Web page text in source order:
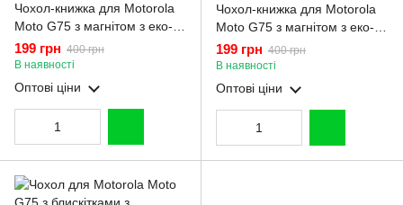
Чохол-книжка для Motorola
Moto G75 з магнітом з еко-
шкіри з підставкою червона
199 грн 400 грн
В наявності
Оптові ціни
Чохол-книжка для Motorola
Moto G75 з магнітом з еко-
шкіри з підставкою бордова
199 грн 400 грн
В наявності
Оптові ціни